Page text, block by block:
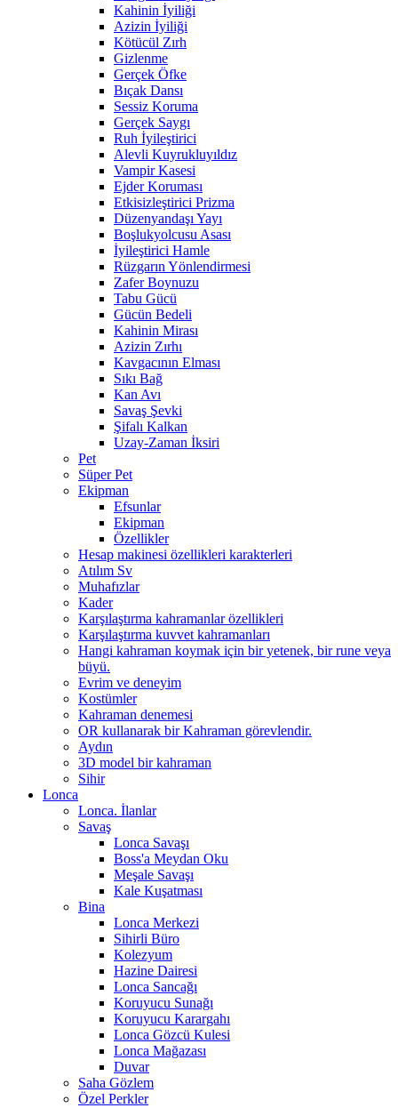
Kahinin İyiliği
Azizin İyiliği
Kötücül Zırh
Gizlenme
Gerçek Öfke
Bıçak Dansı
Sessiz Koruma
Gerçek Saygı
Ruh İyileştirici
Alevli Kuyrukluyıldız
Vampir Kasesi
Ejder Koruması
Etkisizleştirici Prizma
Düzenyandaşı Yayı
Boşlukyolcusu Asası
İyileştirici Hamle
Rüzgarın Yönlendirmesi
Zafer Boynuzu
Tabu Gücü
Gücün Bedeli
Kahinin Mirası
Azizin Zırhı
Kavgacının Elması
Sıkı Bağ
Kan Avı
Savaş Şevki
Şifalı Kalkan
Uzay-Zaman İksiri
Pet
Süper Pet
Ekipman
Efsunlar
Ekipman
Özellikler
Hesap makinesi özellikleri karakterleri
Atılım Sv
Muhafızlar
Kader
Karşılaştırma kahramanlar özellikleri
Karşılaştırma kuvvet kahramanları
Hangi kahraman koymak için bir yetenek, bir rune veya
büyü.
Evrim ve deneyim
Kostümler
Kahraman denemesi
OR kullanarak bir Kahraman görevlendir.
Aydın
3D model bir kahraman
Sihir
Lonca
Lonca. İlanlar
Savaş
Lonca Savaşı
Boss'a Meydan Oku
Meşale Savaşı
Kale Kuşatması
Bina
Lonca Merkezi
Sihirli Büro
Kolezyum
Hazine Dairesi
Lonca Sancağı
Koruyucu Sunağı
Koruyucu Karargahı
Lonca Gözcü Kulesi
Lonca Mağazası
Duvar
Saha Gözlem
Özel Perkler